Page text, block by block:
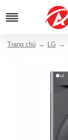
Trang chủ LG